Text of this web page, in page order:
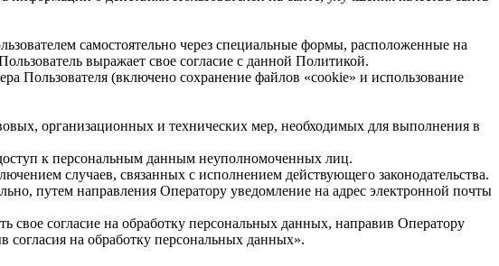
самостоятельно через специальные формы, расположенные на
выражает свое согласие с данной Политикой.
Пользователя (включено сохранение файлов «cookie» и использование
организационных и технических мер, необходимых для выполнения в
к персональным данным неуполномоченных лиц.
случаев, связанных с исполнением действующего законодательства.
путем направления Оператору уведомление на адрес электронной почты
согласие на обработку персональных данных, направив Оператору
на обработку персональных данных».